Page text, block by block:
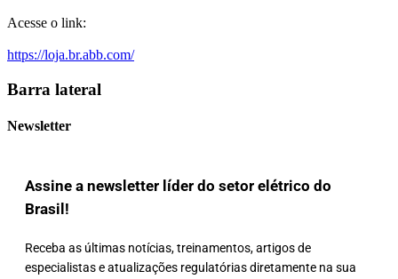
Acesse o link:
https://loja.br.abb.com/
Barra lateral
Newsletter
Assine a newsletter líder do setor elétrico do
Brasil!
Receba as últimas notícias, treinamentos, artigos de
especialistas e atualizações regulatórias diretamente na sua